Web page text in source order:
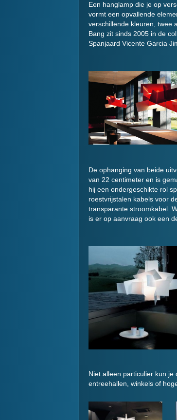
Een hanglamp die je op
vormt een opvallende
verschillende kleuren, twee
Bang zit sinds 2005 in de
Spanjaard Vicente Garcia
De ophanging van beide
van 22 centimeter en is
hij een ondergeschikte rol
roestvrijstalen kabels voor
transparante stroomkabel.
is er op aanvraag ook een
Niet alleen particulier kun
entreehallen, winkels of